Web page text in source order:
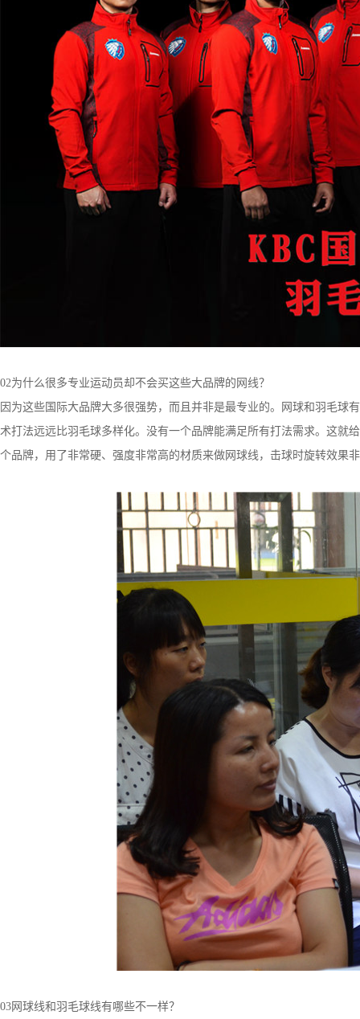
02为什么很多专业运动员却不会买这些大品牌的网线？
因为这些国际大品牌大多很强势，而且并非是最专业的。网球和羽毛
术打法远远比羽毛球多样化。没有一个品牌能满足所有打法需求。这就
个品牌，用了非常硬、强度非常高的材质来做网球线，击球时旋转效果
03网球线和羽毛球线有哪些不一样？